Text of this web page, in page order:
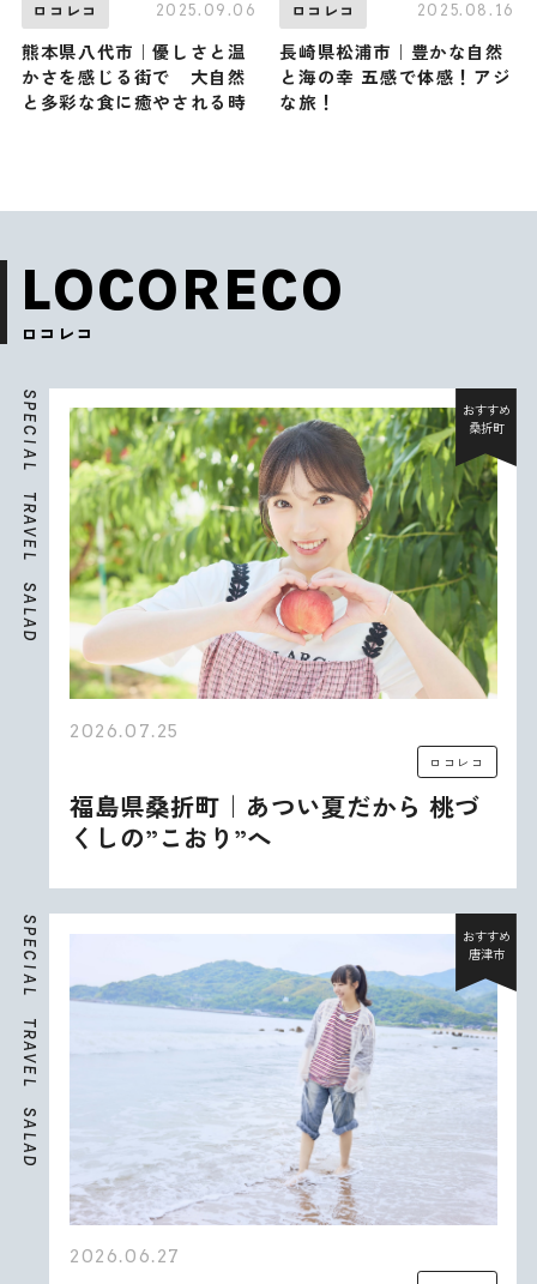
ロコレコ 2025.09.06
熊本県八代市｜優しさと温
かさを感じる街で 大自然
と多彩な食に癒やされる時
ロコレコ 2025.08.16
長崎県松浦市｜豊かな自然
と海の幸 五感で体感！アジ
な旅！
LOCORECO
ロコレコ
S
P
E
C
I
A
L
T
R
A
V
E
L
S
A
L
A
D
おすすめ
桑折町
2026.07.25
ロコレコ
福島県桑折町｜あつい夏だから 桃づ
くしの”こおり”へ
S
P
E
C
I
A
L
T
R
A
V
E
L
S
A
L
A
D
おすすめ
唐津市
2026.06.27